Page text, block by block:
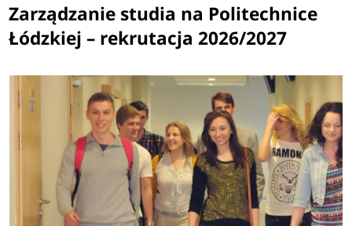
Zarządzanie studia na Politechnice
Łódzkiej – rekrutacja 2026/2027